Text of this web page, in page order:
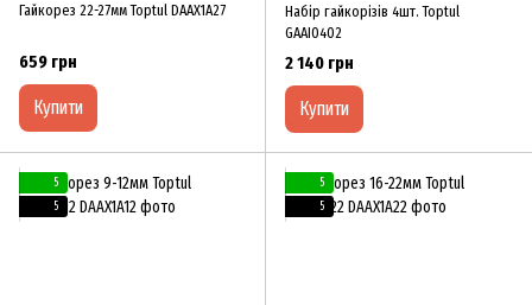
Гайкорез 22-27мм Toptul DAAX1A27
659 грн
Купити
Набір гайкорізів 4шт. Toptul
GAAI0402
2 140 грн
Купити
5
5
5
5